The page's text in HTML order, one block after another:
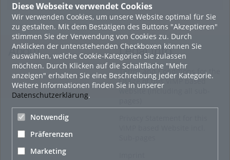
Diese Webseite verwendet Cookies
Wir verwenden Cookies, um unsere Website optimal für Sie
zu gestalten. Mit dem Bestätigen des Buttons "Akzeptieren"
stimmen Sie der Verwendung von Cookies zu. Durch
Anklicken der untenstehenden Checkboxen können Sie
auswählen, welche Cookie-Kategorien Sie zulassen
möchten. Durch Klicken auf die Schaltfläche "Mehr
anzeigen" erhalten Sie eine Beschreibung jeder Kategorie.
Weitere Informationen finden Sie in unserer
Datenschutzerklärung.
Notwendig
Präferenzen
Marketing
16. Mai 2022
neuer Test-Newsbeitrag
HOHU
9. Mai 2022
¨Haager Lies reloaded“ - der neue Top-Radweg in OÖ
verbindet
About Legal Info
Terms and Conditions for the
Usage of this ViMP based
website (including all sub-